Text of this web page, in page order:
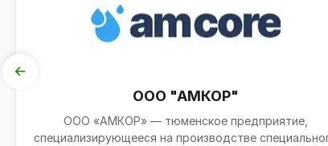
ООО "АМКОР"
ООО «АМКОР» — тюменское предприятие,
специализирующееся на производстве